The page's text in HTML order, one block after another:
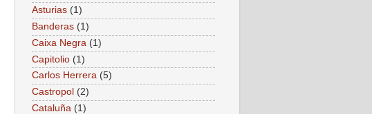
Asturias (1)
Banderas (1)
Caixa Negra (1)
Capitolio (1)
Carlos Herrera (5)
Castropol (2)
Cataluña (1)